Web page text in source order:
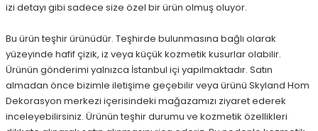
izi detayı gibi sadece size özel bir ürün olmuş oluyor.
Bu ürün teşhir ürünüdür. Teşhirde bulunmasına bağlı olarak
yüzeyinde hafif çizik, iz veya küçük kozmetik kusurlar olabilir.
Ürünün gönderimi yalnızca İstanbul içi yapılmaktadır. Satın
almadan önce bizimle iletişime geçebilir veya ürünü Skyland Hom
Dekorasyon merkezi içerisindeki mağazamızı ziyaret ederek
inceleyebilirsiniz. Ürünün teşhir durumu ve kozmetik özellikleri